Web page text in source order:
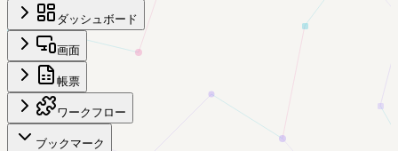
ダッシュボード
画面
帳票
ワークフロー
ブックマーク